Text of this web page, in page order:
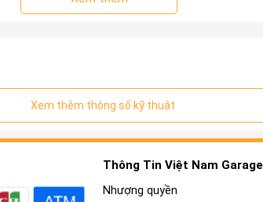
Xem thêm thông số kỹ thuật
Thông Tin Việt Nam Garage
Nhượng quyền